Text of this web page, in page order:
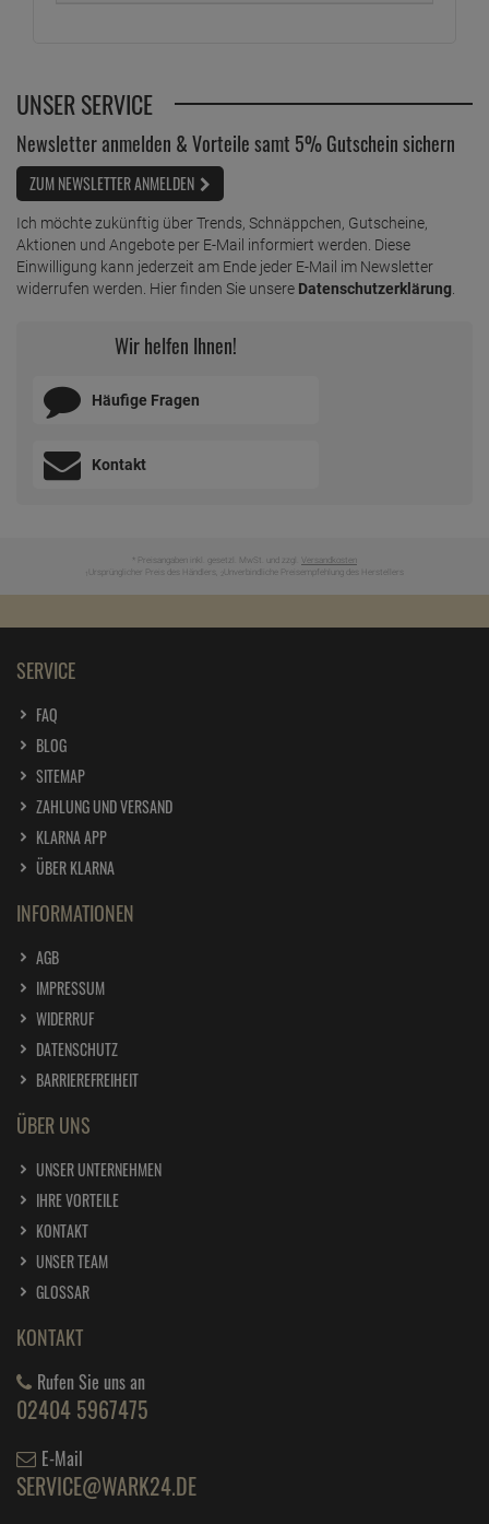
UNSER SERVICE
Newsletter anmelden & Vorteile samt 5% Gutschein sichern
ZUM NEWSLETTER ANMELDEN
Ich möchte zukünftig über Trends, Schnäppchen, Gutscheine,
Aktionen und Angebote per E-Mail informiert werden. Diese
Einwilligung kann jederzeit am Ende jeder E-Mail im Newsletter
widerrufen werden. Hier finden Sie unsere Datenschutzerklärung
Wir helfen Ihnen!
Häufige Fragen
Kontakt
* Preisangaben inkl. gesetzl. MwSt. und zzgl. Versandkosten
Ursprünglicher Preis des Händlers, Unverbindliche Preisempfehlung des Herstellers
SERVICE
FAQ
BLOG
SITEMAP
ZAHLUNG UND VERSAND
KLARNA APP
ÜBER KLARNA
INFORMATIONEN
AGB
IMPRESSUM
WIDERRUF
DATENSCHUTZ
BARRIEREFREIHEIT
ÜBER UNS
UNSER UNTERNEHMEN
IHRE VORTEILE
KONTAKT
UNSER TEAM
GLOSSAR
KONTAKT
Rufen Sie uns an
02404 5967475
E-Mail
SERVICE@WARK24.DE